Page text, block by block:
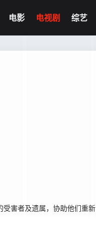
电影 电视剧 综艺
受害者及遗属，协助他们重新